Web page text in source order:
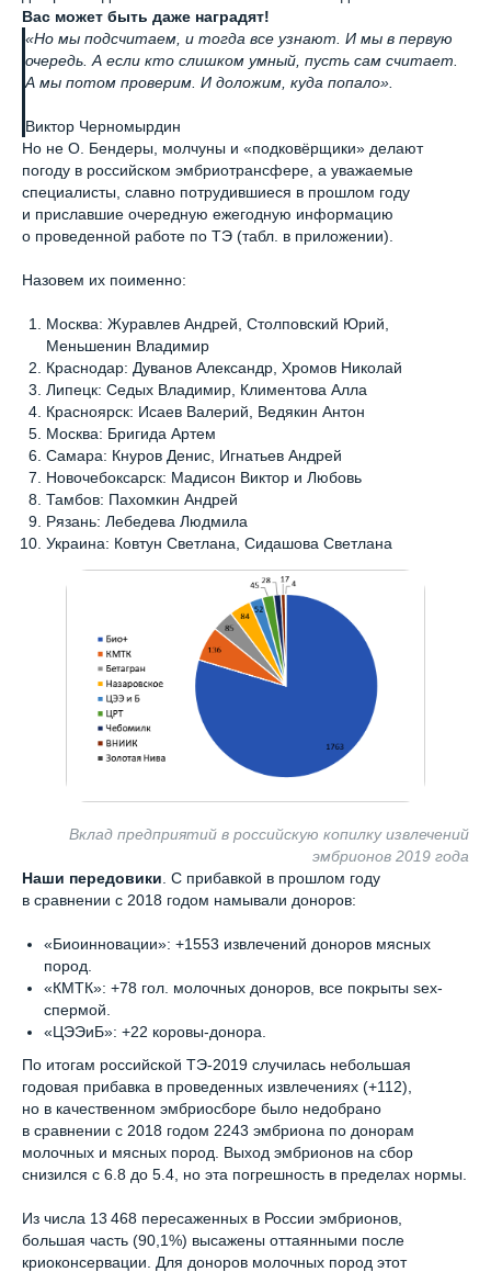
Вас может быть даже наградят!
«Но мы подсчитаем, и тогда все узнают. И мы в первую
очередь. А если кто слишком умный, пусть сам считает.
А мы потом проверим. И доложим, куда попало».
Виктор Черномырдин
Но не О. Бендеры, молчуны и «подковëрщики» делают
погоду в российском эмбриотрансфере, а уважаемые
специалисты, славно потрудившиеся в прошлом году
и приславшие очередную ежегодную информацию
о проведенной работе по ТЭ (табл. в приложении).
Назовем их поименно:
Москва: Журавлев Андрей, Столповский Юрий,
Меньшенин Владимир
Краснодар: Дуванов Александр, Хромов Николай
Липецк: Седых Владимир, Климентова Алла
Красноярск: Исаев Валерий, Ведякин Антон
Москва: Бригида Артем
Самара: Кнуров Денис, Игнатьев Андрей
Новочебоксарск: Мадисон Виктор и Любовь
Тамбов: Пахомкин Андрей
Рязань: Лебедева Людмила
Украина: Ковтун Светлана, Сидашова Светлана
Вклад предприятий в российскую копилку извлечений
эмбрионов 2019 года
Наши передовики . С прибавкой в прошлом году
в сравнении с 2018 годом намывали доноров:
«Биоинновации»: +1553 извлечений доноров мясных
пород.
«КМТК»: +78 гол. молочных доноров, все покрыты sex-
cпермой.
«ЦЭЭиБ»: +22 коровы-донора.
По итогам российской ТЭ-2019 случилась небольшая
годовая прибавка в проведенных извлечениях (+112),
но в качественном эмбриосборе было недобрано
в сравнении с 2018 годом 2243 эмбриона по донорам
молочных и мясных пород. Выход эмбрионов на сбор
снизился с 6.8 до 5.4, но эта погрешность в пределах нормы.
Из числа 13 468 пересаженных в России эмбрионов,
большая часть (90,1%) высажены оттаянными после
криоконсервации. Для доноров молочных пород этот